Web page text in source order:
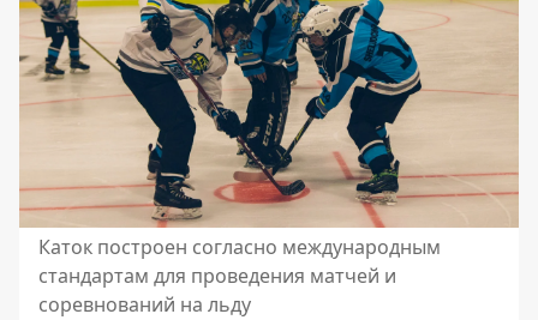
Каток построен согласно международным
стандартам для проведения матчей и
соревнований на льду